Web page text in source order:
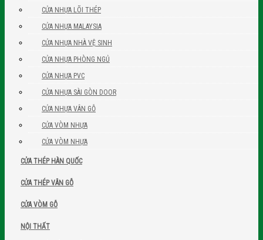
CỬA NHỰA LÕI THÉP
CỬA NHỰA MALAYSIA
CỬA NHỰA NHÀ VỆ SINH
CỬA NHỰA PHÒNG NGỦ
CỬA NHỰA PVC
CỬA NHỰA SÀI GÒN DOOR
CỬA NHỰA VÂN GỖ
CỬA VÒM NHỰA
CỬA VÒM NHỰA
CỬA THÉP HÀN QUỐC
CỬA THÉP VÂN GỖ
CỬA VÒM GỖ
NỘI THẤT